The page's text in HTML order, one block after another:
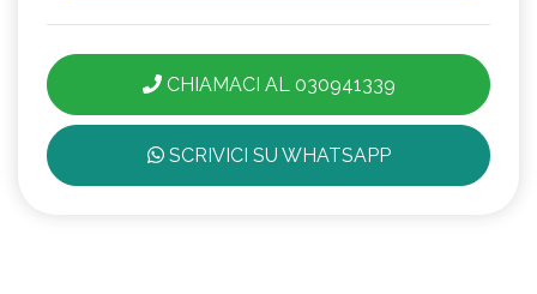
CHIAMACI AL 030941339
SCRIVICI SU WHATSAPP